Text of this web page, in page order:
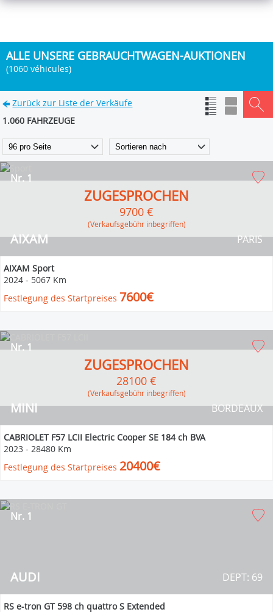
ALLE UNSERE GEBRAUCHTWAGEN-AUKTIONEN
(1060 véhicules)
Zurück zur Liste der Verkäufe
1.060 FAHRZEUGE
AIXAM
Nr. 1
PARIS
ZUGESPROCHEN
9700 €
(Verkaufsgebühr inbegriffen)
AIXAM Sport
2024 - 5067 Km
Festlegung des Startpreises 7600€
MINI
Nr. 1
BORDEAUX
ZUGESPROCHEN
28100 €
(Verkaufsgebühr inbegriffen)
CABRIOLET F57 LCII Electric Cooper SE 184 ch BVA
2023 - 28480 Km
Festlegung des Startpreises 20400€
AUDI
Nr. 1
DEPT: 69
RS e-tron GT 598 ch quattro S Extended